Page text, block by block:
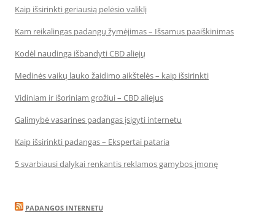
Kaip išsirinkti geriausią pelėsio valiklį
Kam reikalingas padangų žymėjimas – Išsamus paaiškinimas
Kodėl naudinga išbandyti CBD aliejų
Medinės vaikų lauko žaidimo aikštelės – kaip išsirinkti
Vidiniam ir išoriniam grožiui – CBD aliejus
Galimybė vasarines padangas įsigyti internetu
Kaip išsirinkti padangas – Ekspertai pataria
5 svarbiausi dalykai renkantis reklamos gamybos įmonę
PADANGOS INTERNETU